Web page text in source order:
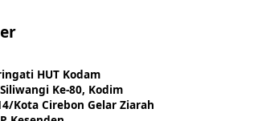
HUT Kodam
Ke-80, Kodim
Kota Cirebon Gelar Ziarah